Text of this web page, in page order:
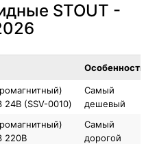
STOUT -
Особенность
24В (SSV-0010)
Самый
дешевый
220В
Самый
дорогой